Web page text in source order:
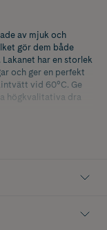
av mjuk och
gör dem både
har en storlek
och ger en perfekt
vid 60°C. Ge
högkvalitativa dra